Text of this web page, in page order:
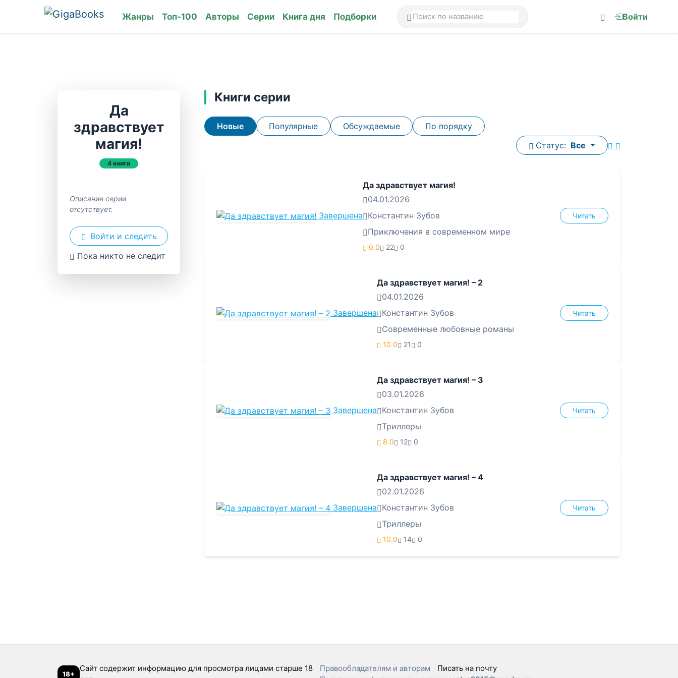
Жанры Топ-100 Авторы Серии Книга дня Подборки Войти
Да
здравствует
магия!
4 книги
Описание серии
отсутствует.
Войти и следить
Пока никто не следит
Книги серии
Новые Популярные Обсуждаемые
По порядку
Статус: Все
Завершена
Да здравствует магия!
04.01.2026
Константин Зубов
Приключения в современном мире
0.0 22 0
Читать
Завершена
Да здравствует магия! – 2
04.01.2026
Константин Зубов
Современные любовные романы
10.0 21 0
Читать
Завершена
Да здравствует магия! – 3
03.01.2026
Константин Зубов
Триллеры
8.0 12 0
Читать
Завершена
Да здравствует магия! – 4
02.01.2026
Константин Зубов
Триллеры
10.0 14 0
Читать
18+
Сайт содержит информацию для просмотра лицами старше 18
Правообладателям и авторам
Писать на почту